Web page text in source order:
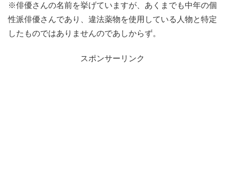
※俳優さんの名前を挙げていますが、あくまでも中年の個
性派俳優さんであり、違法薬物を使用している人物と特定
したものではありませんのであしからず。
スポンサーリンク